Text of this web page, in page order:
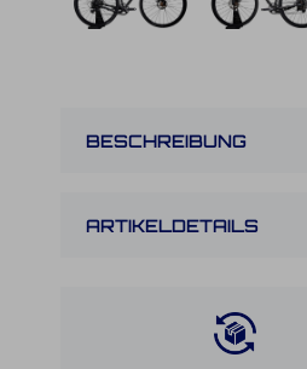
BESCHREIBUNG
ARTIKELDETAILS